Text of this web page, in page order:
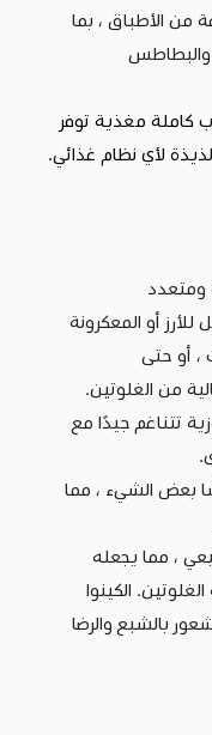
الأطباق ، بما
والبطاطس
كاملة مغذية توفر
لأي نظام غذائي.
ومتعدد
أو المعكرونة
، أو حتى
من الغلوتين.
تتناغم جيدًا مع
بعض الشيء ، مما
، مما يجعله
الكينوا
بالشبع والرضا